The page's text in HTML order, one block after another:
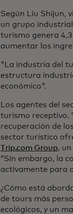
Según Liu Shijun,
un grupo industrial
turismo genera
aumentar los
"La industria del
estructura
económico".
Los agentes del
turismo receptivo.
recuperación de
sector turístico
Trip.com Group,
“Sin embargo, la
activamente para
¿Cómo está
de tours más
ecológicos, y un